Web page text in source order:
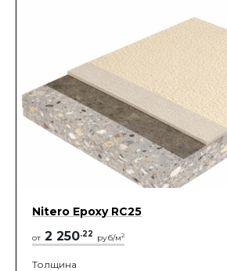
Nitero Epoxy RС25
от 2 250.22 руб/м2
Толщина